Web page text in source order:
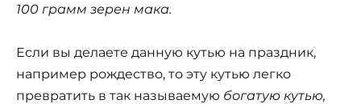
100 грамм зерен мака.
Если вы делаете данную кутью на праздник,
например рождество, то эту кутью легко
превратить в так называемую богатую кутью,